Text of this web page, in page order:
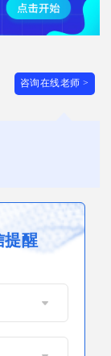
咨询在线老师 >
提醒